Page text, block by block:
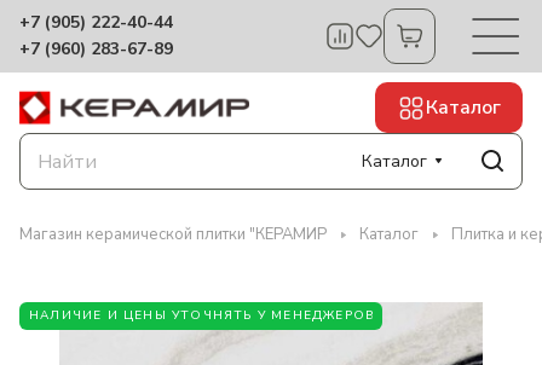
+7 (905) 222-40-44
+7 (960) 283-67-89
Каталог
Каталог
Магазин керамической плитки "КЕРАМИР Каталог Плитка и
НАЛИЧИЕ И ЦЕНЫ УТОЧНЯТЬ У МЕНЕДЖЕРОВ